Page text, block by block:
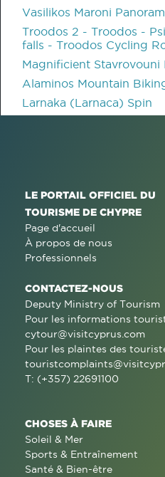
Vasilikos Maroni
Troodos 2 - Troodos -
falls - Troodos Cycling
Magnificient Stavrovouni
Alaminos Mountain
Larnaka (Larnaca) Spin
LE PORTAIL OFFICIEL DU
TOURISME DE CHYPRE
Page d'accueil
À propos de nous
Professionnels
CONTACTEZ-NOUS
Deputy Ministry of Tourism
Pour les informations
cytour@visitcyprus.com
Pour les plaintes des
T: (+357) 22691100
CHOSES À FAIRE
Soleil & Mer
Sports & Entraînement
Santé & Bien-être